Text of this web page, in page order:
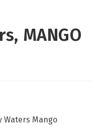
MANGO
Waters Mango